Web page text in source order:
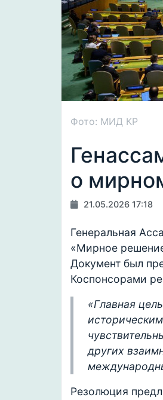
Фото: МИД КР
о
21.05.2026 17:18
Генеральная
«Мирное
Документ был
Коспонсорами
«Главная
других
Резолюция